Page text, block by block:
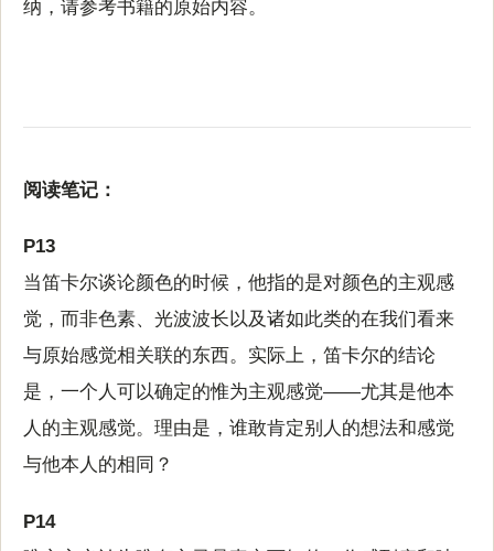
纳，请参考书籍的原始内容。
阅读笔记：
P13
当笛卡尔谈论颜色的时候，他指的是对颜色的主观感
觉，而非色素、光波波长以及诸如此类的在我们看来
与原始感觉相关联的东西。实际上，笛卡尔的结论
是，一个人可以确定的惟为主观感觉——尤其是他本
人的主观感觉。理由是，谁敢肯定别人的想法和感觉
与他本人的相同？
P14